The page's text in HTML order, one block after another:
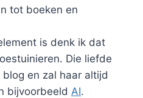
tot boeken en
is denk ik dat
Die liefde
en zal haar altijd
bijvoorbeeld AI.